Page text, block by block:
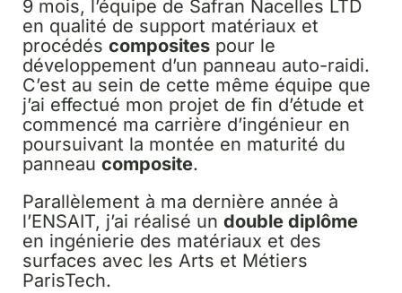
9 mois, l’équipe de Safran Nacelles LTD
en qualité de support matériaux et
procédés composites pour le
développement d’un panneau auto-raidi.
C’est au sein de cette même équipe que
j’ai effectué mon projet de fin d’étude et
commencé ma carrière d’ingénieur en
poursuivant la montée en maturité du
panneau composite.
Parallèlement à ma dernière année à
l’ENSAIT, j’ai réalisé un double diplôme
en ingénierie des matériaux et des
surfaces avec les Arts et Métiers
ParisTech.